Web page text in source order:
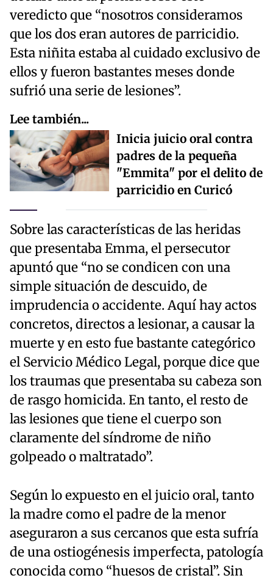
veredicto que “nosotros consideramos
que los dos eran autores de parricidio.
Esta niñita estaba al cuidado exclusivo de
ellos y fueron bastantes meses donde
sufrió una serie de lesiones”.
Lee también...
Inicia juicio oral contra
padres de la pequeña
"Emmita" por el delito de
parricidio en Curicó
Sobre las características de las heridas
que presentaba Emma, el persecutor
apuntó que “no se condicen con una
simple situación de descuido, de
imprudencia o accidente. Aquí hay actos
concretos, directos a lesionar, a causar la
muerte y en esto fue bastante categórico
el Servicio Médico Legal, porque dice que
los traumas que presentaba su cabeza son
de rasgo homicida. En tanto, el resto de
las lesiones que tiene el cuerpo son
claramente del síndrome de niño
golpeado o maltratado”.
Según lo expuesto en el juicio oral, tanto
la madre como el padre de la menor
aseguraron a sus cercanos que esta sufría
de una ostiogénesis imperfecta, patología
conocida como “huesos de cristal”. Sin